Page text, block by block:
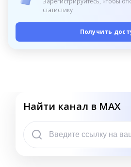
статистику
Получить
Найти канал в MAX